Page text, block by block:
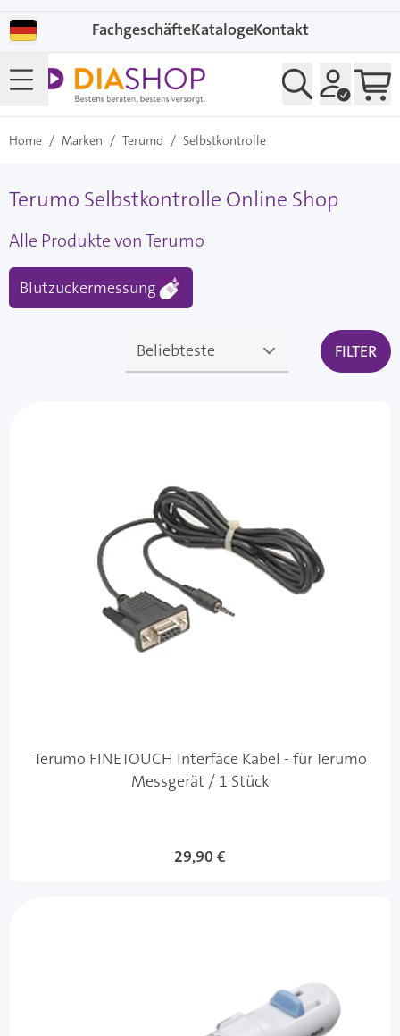
FachgeschäfteKatalogeKontakt
Home / Marken / Terumo / Selbstkontrolle
Terumo Selbstkontrolle Online Shop
Alle Produkte von Terumo
Blutzuckermessung
FILTER
Terumo FINETOUCH Interface Kabel - für Terumo
Messgerät / 1 Stück
29,90 €